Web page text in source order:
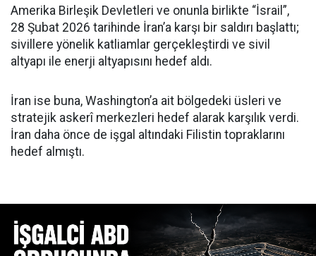
Amerika Birleşik Devletleri ve onunla birlikte “İsrail”,
28 Şubat 2026 tarihinde İran’a karşı bir saldırı başlattı;
sivillere yönelik katliamlar gerçekleştirdi ve sivil
altyapı ile enerji altyapısını hedef aldı.
İran ise buna, Washington’a ait bölgedeki üsleri ve
stratejik askerî merkezleri hedef alarak karşılık verdi.
İran daha önce de işgal altındaki Filistin topraklarını
hedef almıştı.